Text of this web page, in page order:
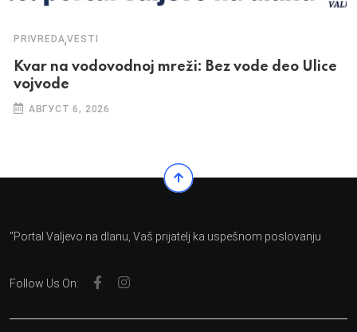
PRIVREDA,VESTI
Kvar na vodovodnoj mreži: Bez vode deo Ulice
vojvode
АВГУСТ 6, 2026
"Portal Valjevo na dlanu, Vaš prijatelj ka uspešnom poslovanju
Follow Us On: